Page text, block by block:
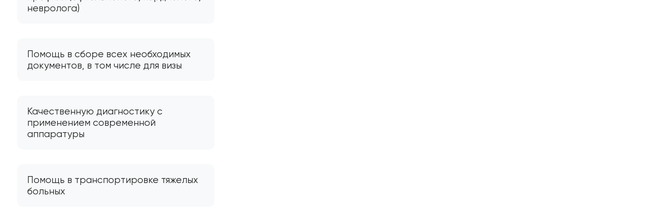
невролога)
Помощь в сборе всех необходимых
документов, в том числе для визы
Качественную диагностику с
применением современной
аппаратуры
Помощь в транспортировке тяжелых
больных